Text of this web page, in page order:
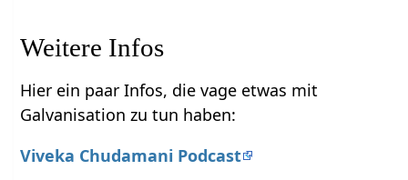
Weitere Infos
Hier ein paar Infos, die vage etwas mit
Galvanisation zu tun haben:
Viveka Chudamani Podcast